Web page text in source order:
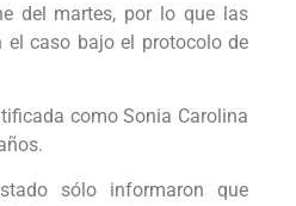
del martes, por lo que las
el caso bajo el protocolo de
como Sonia Carolina
sólo informaron que